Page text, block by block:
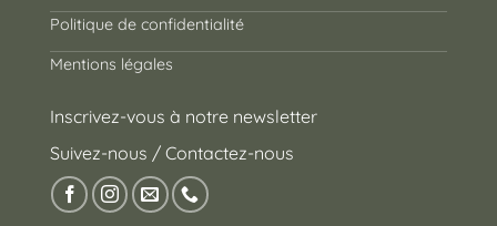
Politique de confidentialité
Mentions légales
Inscrivez-vous à notre newsletter
Suivez-nous / Contactez-nous